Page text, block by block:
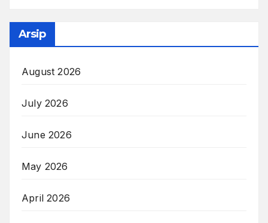
Arsip
August 2026
July 2026
June 2026
May 2026
April 2026